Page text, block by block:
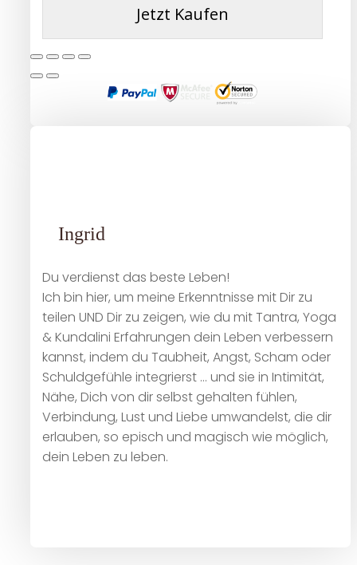
Jetzt Kaufen
Ingrid
Du verdienst das beste Leben!
Ich bin hier, um meine Erkenntnisse mit Dir zu
teilen UND Dir zu zeigen, wie du mit Tantra, Yoga
& Kundalini Erfahrungen dein Leben verbessern
kannst, indem du Taubheit, Angst, Scham oder
Schuldgefühle integrierst … und sie in Intimität,
Nähe, Dich von dir selbst gehalten fühlen,
Verbindung, Lust und Liebe umwandelst, die dir
erlauben, so episch und magisch wie möglich,
dein Leben zu leben.